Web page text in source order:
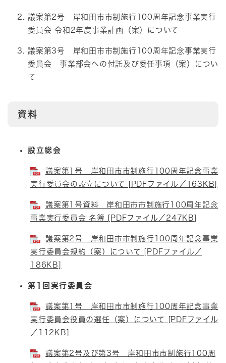
議案第2号 岸和田市市制施行100周年記念事業実行
委員会 令和2年度事業計画（案）について
議案第3号 岸和田市市制施行100周年記念事業実行
委員会 事業部会への付託及び委任事項（案）につい
て
資料
設立総会
議案第1号 岸和田市市制施行100周年記念事業
実行委員会の設立について [PDFファイル／163KB]
議案第1号資料 岸和田市市制施行100周年記念
事業実行委員会 名簿 [PDFファイル／247KB]
議案第2号 岸和田市市制施行100周年記念事業
実行委員会規約（案）について [PDFファイル／
186KB]
第1回実行委員会
議案第1号 岸和田市市制施行100周年記念事業
実行委員会役員の選任（案）について [PDFファイル
／112KB]
議案第2号及び第3号 岸和田市市制施行100周